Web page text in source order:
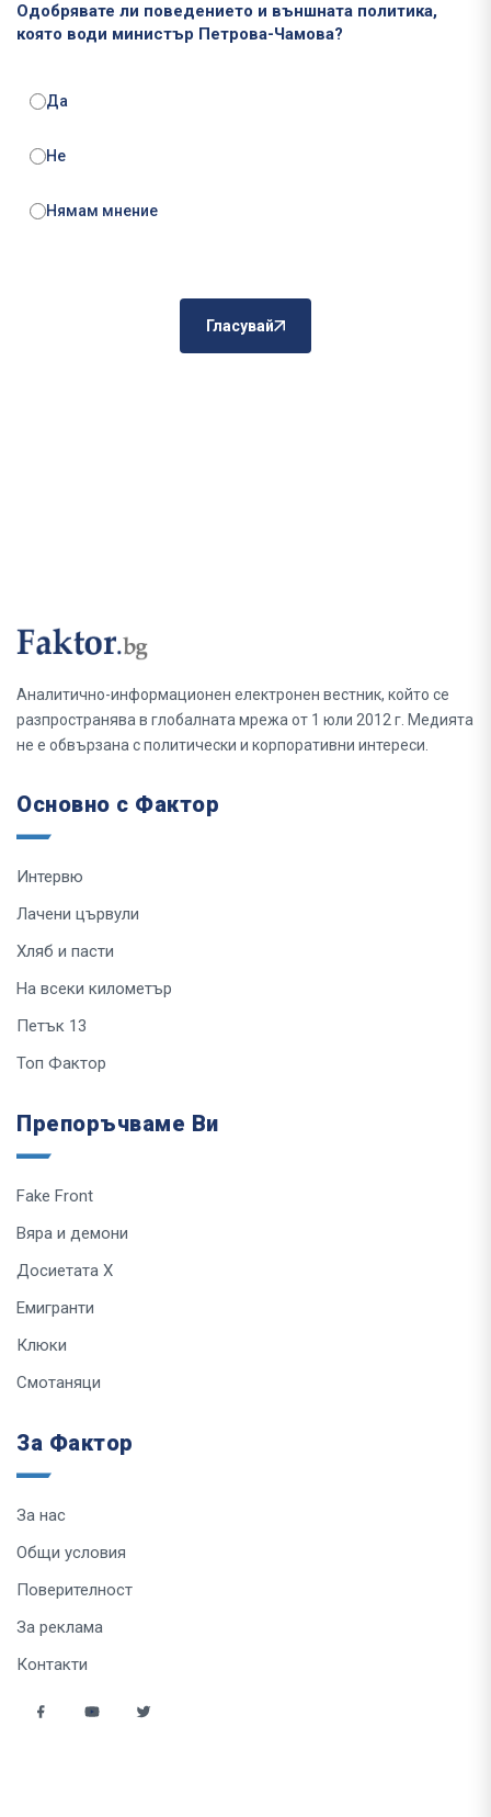
Одобрявате ли поведението и външната политика,
която води министър Петрова-Чамова?
Да
Не
Нямам мнение
Гласувай
Аналитично-информационен електронен вестник, който се
разпространява в глобалната мрежа от 1 юли 2012 г. Медията
не е обвързана с политически и корпоративни интереси.
Основно с Фактор
Интервю
Лачени цървули
Хляб и пасти
На всеки километър
Петък 13
Топ Фактор
Препоръчваме Ви
Fake Front
Вяра и демони
Досиетата Х
Емигранти
Клюки
Смотаняци
За Фактор
За нас
Общи условия
Поверителност
За реклама
Контакти